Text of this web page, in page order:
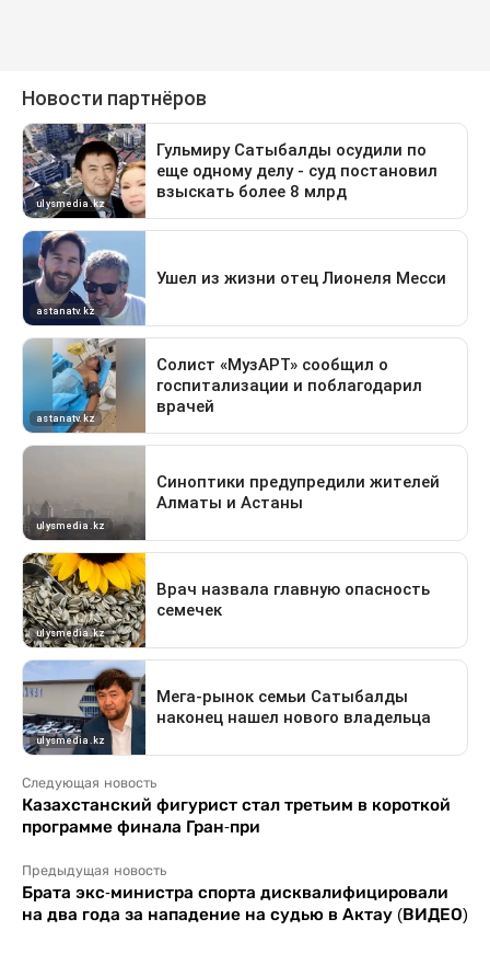
Следующая новость
Казахстанский фигурист стал третьим в короткой
программе финала Гран-при
Предыдущая новость
Брата экс-министра спорта дисквалифицировали
на два года за нападение на судью в Актау (ВИДЕО)